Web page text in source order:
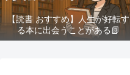
【読書 おすすめ】人生が好転す
る本に出会うことがある📗